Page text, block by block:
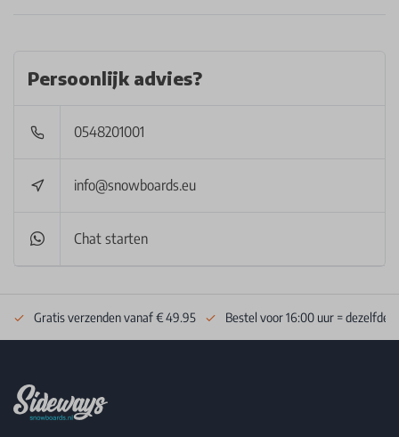
Persoonlijk advies?
0548201001
info@snowboards.eu
Chat starten
Gratis verzenden vanaf € 49.95 Bestel voor 16:00 uur = dezelfde